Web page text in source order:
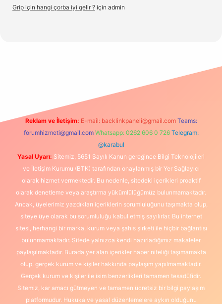
Grip için hangi çorba iyi gelir ? için admin
Reklam ve İletişim: E-mail: backlinkpaneli@gmail.com Teams:
forumhizmeti@gmail.com Whatsapp: 0262 606 0 726 Telegram:
@karabul
Yasal Uyarı: Sitemiz, 5651 Sayılı Kanun gereğince Bilgi Teknolojileri
ve İletişim Kurumu (BTK) tarafından onaylanmış bir Yer Sağlayıcı
olarak hizmet vermektedir. Bu nedenle, sitedeki içerikleri proaktif
olarak denetleme veya araştırma yükümlülüğümüz bulunmamaktadır.
Ancak, üyelerimiz yazdıkları içeriklerin sorumluluğunu taşımakta olup,
siteye üye olarak bu sorumluluğu kabul etmiş sayılırlar. Bu internet
sitesi, herhangi bir marka, kurum veya şahıs şirketi ile hiçbir bağlantısı
bulunmamaktadır. Sitede yalnızca kendi hazırladığımız makaleler
paylaşılmaktadır. Burada yer alan içerikler haber niteliği taşımamakta
olup, gerçek kurum ve kişiler hakkında paylaşım yapılmamaktadır.
Gerçek kurum ve kişiler ile isim benzerlikleri tamamen tesadüfidir.
Sitemiz, kar amacı gütmeyen ve tamamen ücretsiz bir bilgi paylaşım
platformudur. Hukuka ve yasal düzenlemelere aykırı olduğunu